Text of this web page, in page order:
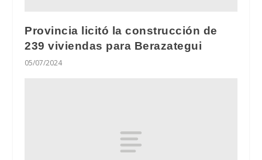
Provincia licitó la construcción de
239 viviendas para Berazategui
05/07/2024